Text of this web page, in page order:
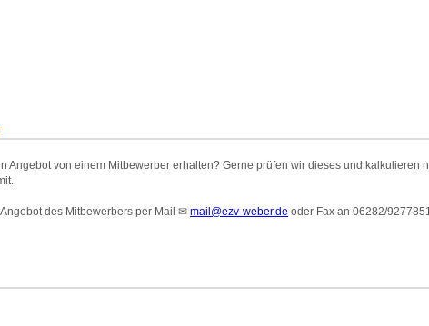
Angebot von einem Mitbewerber erhalten? Gerne prüfen wir dieses und kalkulieren
des Mitbewerbers per Mail ✉ mail@ezv-weber.de oder Fax an 06282/